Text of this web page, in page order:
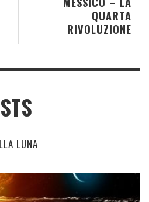
QUARTA
RIVOLUZIONE
LUNA